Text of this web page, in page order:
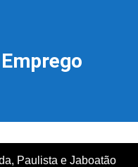
Paulista e Jaboatão